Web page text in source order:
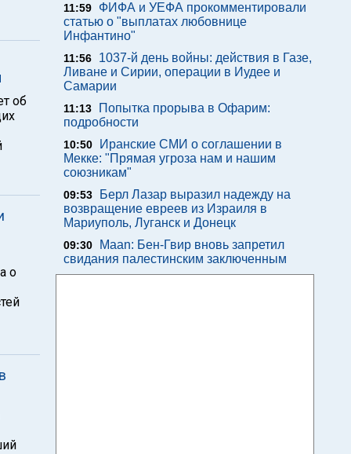
об
о
11:59
ФИФА и УЕФА прокомментировали
статью о "выплатах любовнице
Инфантино"
11:56
1037-й день войны: действия в Газе,
Ливане и Сирии, операции в Иудее и
Самарии
11:13
Попытка прорыва в Офарим:
подробности
10:50
Иранские СМИ о соглашении в
Мекке: "Прямая угроза нам и нашим
союзникам"
09:53
Берл Лазар выразил надежду на
возвращение евреев из Израиля в
Мариуполь, Луганск и Донецк
09:30
Maan: Бен-Гвир вновь запретил
свидания палестинским заключенным